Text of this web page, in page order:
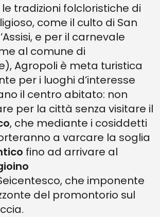
tradizioni folcloristiche di
come il culto di San
e per il carnevale
al comune di
Agropoli è meta turistica
per i luoghi d’interesse
il centro abitato: non
per la città senza visitare il
, che mediante i cosiddetti
a varcare la soglia
fino ad arrivare al
che imponente
del promontorio sul